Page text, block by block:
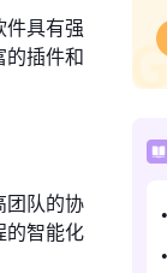
具有强
插件和
团队的协
的智能化